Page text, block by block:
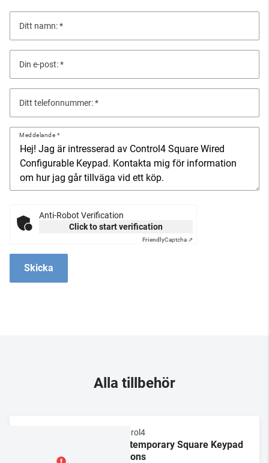
Ditt namn:
Din e-post:
Ditt telefonnummer:
Meddelande
Anti-Robot Verification
Click to start verification
FriendlyCaptcha ⇗
Skicka
Alla tillbehör
Control4
Contemporary Square Keypad
Buttons